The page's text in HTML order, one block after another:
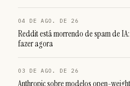
04 DE AGO. DE 26
Reddit está morrendo de spam de
fazer agora
03 DE AGO. DE 26
Anthropic sobre modelos open-